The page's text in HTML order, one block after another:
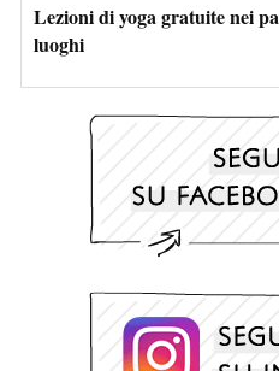
Lezioni di yoga gratuite nei
luoghi